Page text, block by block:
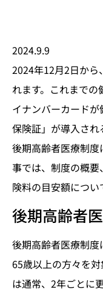
2024.9.9
2024年12月2日から
れます。これまで
イナンバーカード
保険証」が導入さ
後期高齢者医療制
事では、制度の概
険料の目安額につい
後期高齢者
後期高齢者医療制
65歳以上の方々を
は通常、2年ごとに